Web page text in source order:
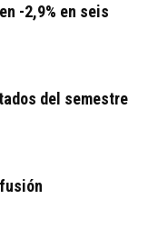
-2,9% en seis
del semestre